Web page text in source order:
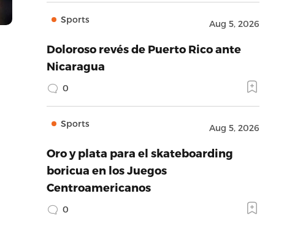
Sports Aug 5, 2026
Doloroso revés de Puerto Rico ante
Nicaragua
0
Sports Aug 5, 2026
Oro y plata para el skateboarding
boricua en los Juegos
Centroamericanos
0